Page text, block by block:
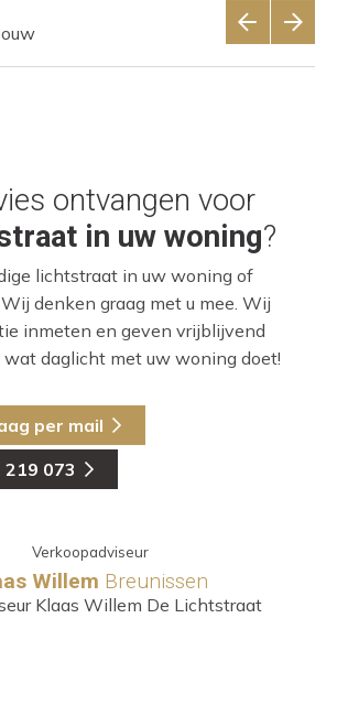
ontvangen voor
in uw woning?
lichtstraat in uw woning of
denken graag met u mee. Wij
inmeten en geven vrijblijvend
wat daglicht met uw woning doet!
per mail
219 073
Verkoopadviseur
Willem Breunissen